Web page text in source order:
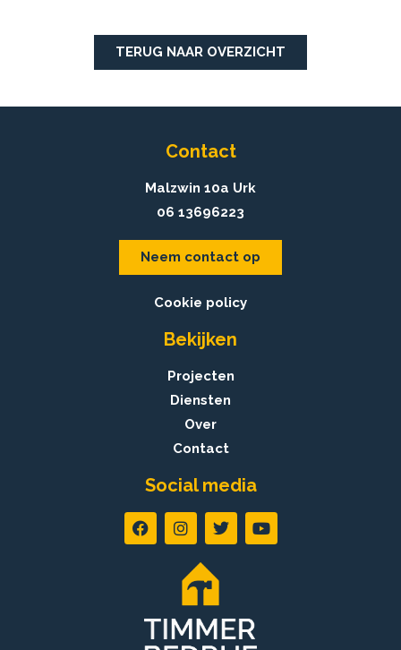
TERUG NAAR OVERZICHT
Contact
Malzwin 10a Urk
06 13696223
Neem contact op
Cookie policy
Bekijken
Projecten
Diensten
Over
Contact
Social media